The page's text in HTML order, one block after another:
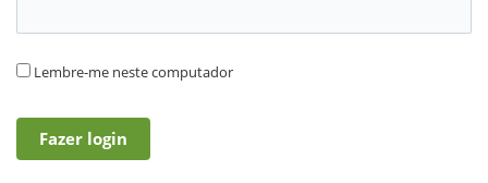
Lembre-me neste computador